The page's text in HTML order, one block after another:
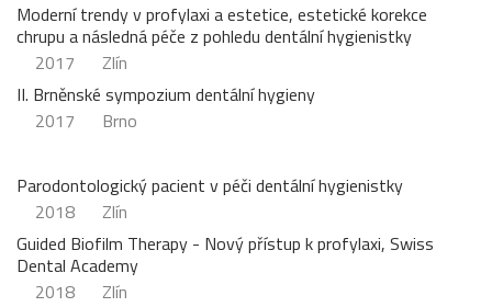
Moderní trendy v profylaxi a estetice, estetické korekce
chrupu a následná péče z pohledu dentální hygienistky
2017
Zlín
II. Brněnské sympozium dentální hygieny
2017
Brno
Parodontologický pacient v péči dentální hygienistky
2018
Zlín
Guided Biofilm Therapy - Nový přístup k profylaxi, Swiss
Dental Academy
2018
Zlín